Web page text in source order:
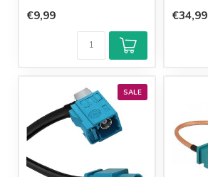
€9,99 €34,99
SALE